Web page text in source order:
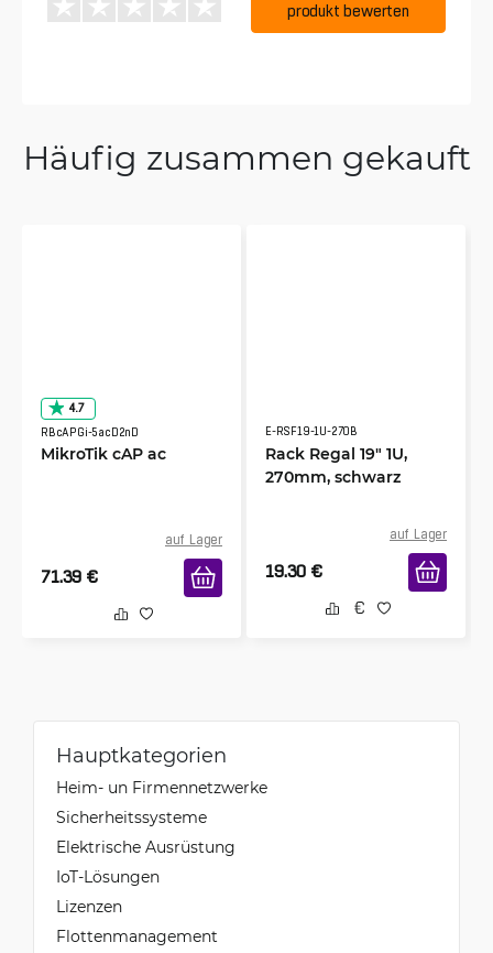
produkt bewerten
Häufig zusammen gekauft
4.7
RBcAPGi-5acD2nD
MikroTik cAP ac
auf Lager
71.39 €
E-RSF19-1U-270B
Rack Regal 19" 1U,
270mm, schwarz
auf Lager
19.30 €
Hauptkategorien
Heim- un Firmennetzwerke
Sicherheitssysteme
Elektrische Ausrüstung
IoT-Lösungen
Lizenzen
Flottenmanagement